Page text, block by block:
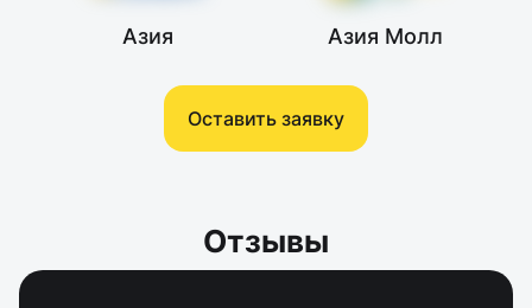
Азия Азия Молл
Оставить заявку
Отзывы